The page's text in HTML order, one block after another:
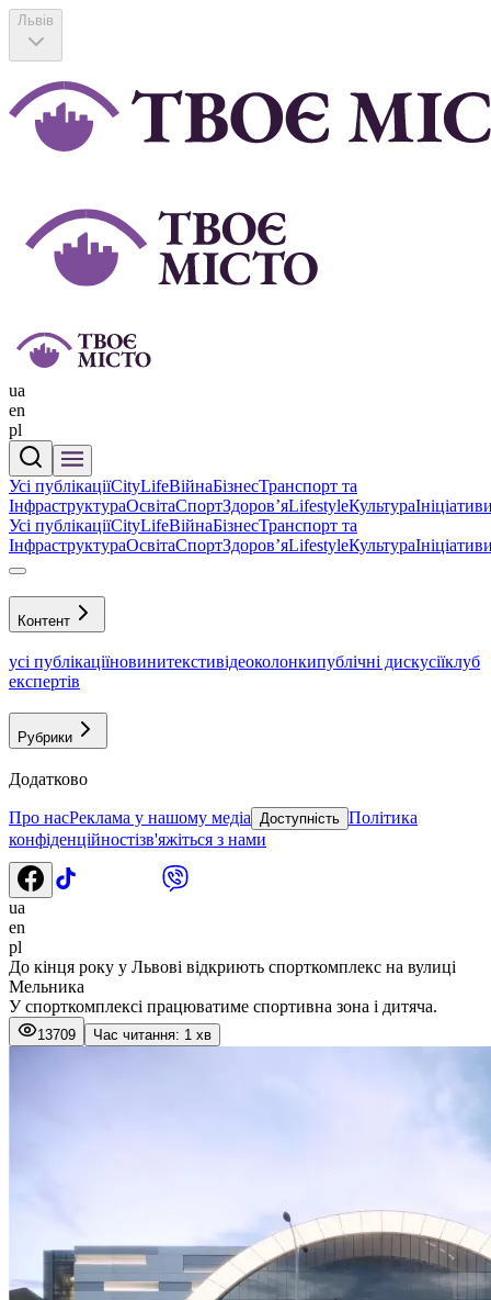
Львів
ua
en
pl
Усі публікаціїCityLifeВійнаБізнесТранспорт та
ІнфраструктураОсвітаСпортЗдоровʼяLifestyleКультура
Усі публікаціїCityLifeВійнаБізнесТранспорт та
ІнфраструктураОсвітаСпортЗдоровʼяLifestyleКультура
Контент
усі публікаціїновинитекстивідеоколонкипублічні дискусіїклуб
експертів
Рубрики
Додатково
Про насРеклама у нашому медіа Доступність Політика
конфіденційностізв'яжіться з нами
ua
en
pl
До кінця року у Львові відкриють спорткомплекс на вулиці
Мельника
У спорткомплексі працюватиме спортивна зона і дитяча.
13709 Час читання: 1 хв